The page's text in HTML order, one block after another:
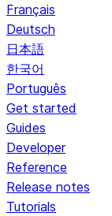
Français
Deutsch
日本語
한국어
Português
Get started
Guides
Developer
Reference
Release notes
Tutorials